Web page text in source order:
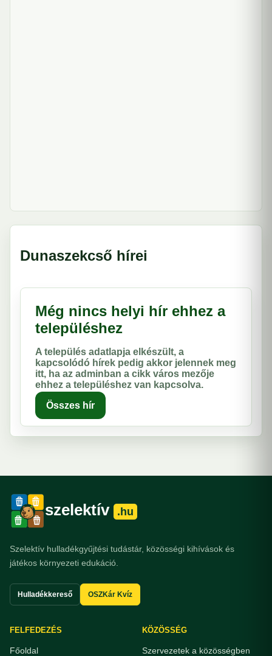
Dunaszekcső hírei
Még nincs helyi hír ehhez a
településhez
A település adatlapja elkészült, a
kapcsolódó hírek pedig akkor jelennek meg
itt, ha az adminban a cikk város mezője
ehhez a településhez van kapcsolva.
Összes hír
szelektív .hu
Szelektív hulladékgyűjtési tudástár, közösségi kihívások és
játékos környezeti edukáció.
Hulladékkereső OSZKár Kvíz
FELFEDEZÉS
Főoldal
KÖZÖSSÉG
Szervezetek a közösségben